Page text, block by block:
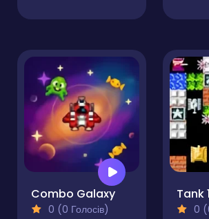
Combo Galaxy
0 (0 Голосів)
Tank
0